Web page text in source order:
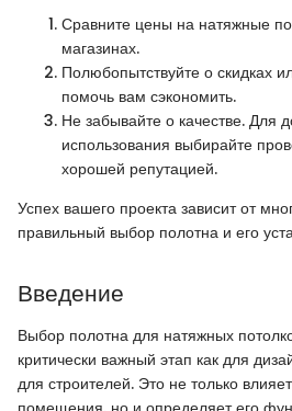
Сравните цены на натяжные
магазинах.
Полюбопытствуйте о скидках
помочь вам сэкономить.
Не забывайте о качестве. Для
использования выбирайте
хорошей репутацией.
Успех вашего проекта зависит от
правильный выбор полотна и его
Введение
Выбор полотна для натяжных
критически важный этап как для
для строителей. Это не только